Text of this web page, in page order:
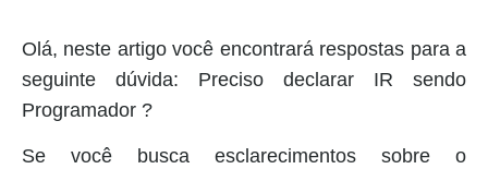
Olá, neste artigo você encontrará respostas para a
seguinte dúvida: Preciso declarar IR sendo
Programador ?
Se você busca esclarecimentos sobre o